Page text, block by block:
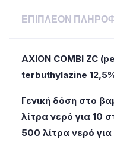
ΕΠΙΠΛΈΟΝ
AXION COMBI ZC
terbuthylazine
Γενική δόση στο
λίτρα νερό για 10
500 λίτρα νερό